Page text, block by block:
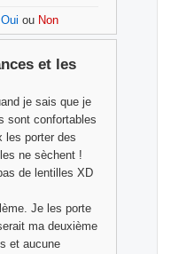
Oui ou Non
et les
je sais que je
sont confortables
les porter des
ne sèchent !
de lentilles XD
Je les porte
ma deuxième
et aucune